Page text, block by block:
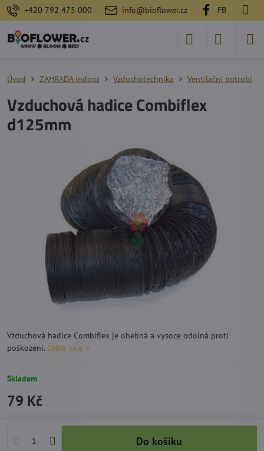
+420 792 475 000 info@bioflower.cz FB
Úvod ZAHRADA indoor Vzduchotechnika Ventilační potrubí
Vzduchová hadice Combiflex
d125mm
Vzduchová hadice Combiflex je ohebná a vysoce odolná proti
poškození. Čtěte více
Skladem
79 Kč
Do košíku